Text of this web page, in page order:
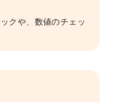
クや、数値のチェッ